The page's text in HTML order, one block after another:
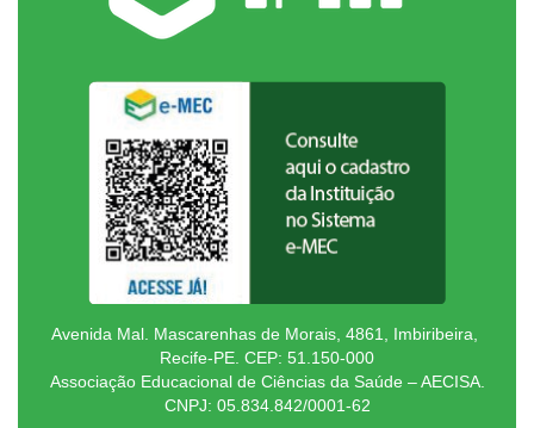
Avenida Mal. Mascarenhas de Morais, 4861, Imbiribeira,
Recife-PE. CEP: 51.150-000
Associação Educacional de Ciências da Saúde – AECISA.
CNPJ: 05.834.842/0001-62